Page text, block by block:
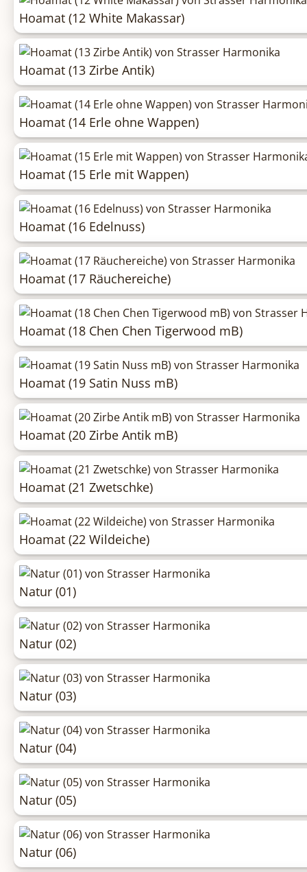
Hoamat (12 White Makassar)
Hoamat (13 Zirbe Antik)
Hoamat (14 Erle ohne Wappen)
Hoamat (15 Erle mit Wappen)
Hoamat (16 Edelnuss)
Hoamat (17 Räuchereiche)
Hoamat (18 Chen Chen Tigerwood mB)
Hoamat (19 Satin Nuss mB)
Hoamat (20 Zirbe Antik mB)
Hoamat (21 Zwetschke)
Hoamat (22 Wildeiche)
Natur (01)
Natur (02)
Natur (03)
Natur (04)
Natur (05)
Natur (06)